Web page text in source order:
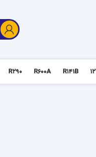
R141B
R600A
R290